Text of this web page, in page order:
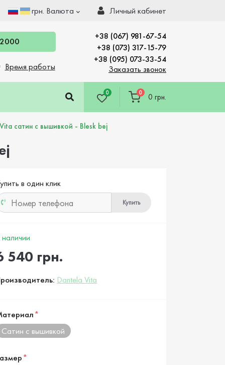
грн. Валюта Личный кабинет
Время работы
+38 (067) 981-67-54
+38 (073) 317-15-79
+38 (095) 073-33-54
Заказать звонок
0 0 0 грн.
сатин с вышивкой - Blesk bej
в один клик
Купить
наличии
540 грн.
Dantela Vita
*
Сатин с вышивкой
*